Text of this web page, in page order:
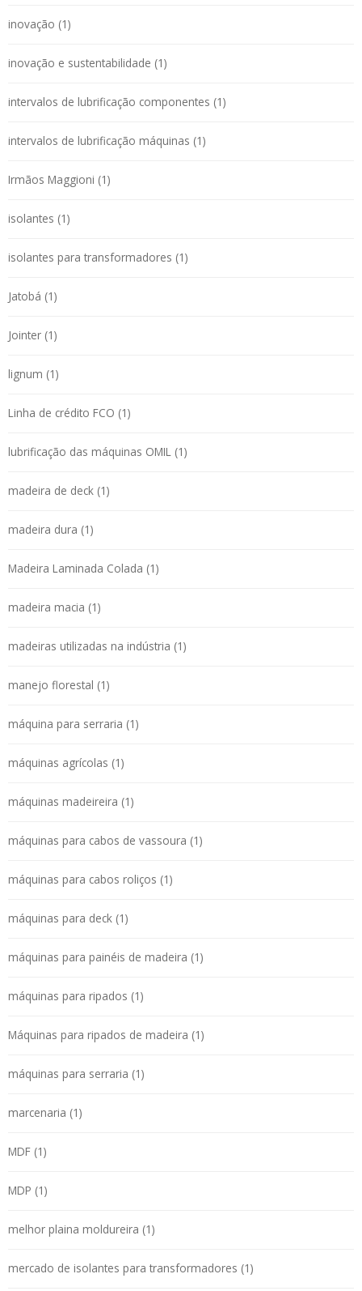
inovação (1)
inovação e sustentabilidade (1)
intervalos de lubrificação componentes (1)
intervalos de lubrificação máquinas (1)
Irmãos Maggioni (1)
isolantes (1)
isolantes para transformadores (1)
Jatobá (1)
Jointer (1)
lignum (1)
Linha de crédito FCO (1)
lubrificação das máquinas OMIL (1)
madeira de deck (1)
madeira dura (1)
Madeira Laminada Colada (1)
madeira macia (1)
madeiras utilizadas na indústria (1)
manejo florestal (1)
máquina para serraria (1)
máquinas agrícolas (1)
máquinas madeireira (1)
máquinas para cabos de vassoura (1)
máquinas para cabos roliços (1)
máquinas para deck (1)
máquinas para painéis de madeira (1)
máquinas para ripados (1)
Máquinas para ripados de madeira (1)
máquinas para serraria (1)
marcenaria (1)
MDF (1)
MDP (1)
melhor plaina moldureira (1)
mercado de isolantes para transformadores (1)